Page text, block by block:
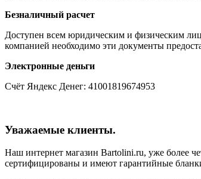
Безналичный расчет
Доступен всем юридическим и физическим
компанией необходимо эти документы
Электронные деньги
Счёт Яндекс Денег: 41001819674953
Уважаемые клиенты.
Наш интернет магазин Bartolini.ru, уже более
сертифицированы и имеют гарантийные